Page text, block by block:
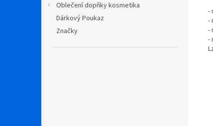
Oblečení dopňky kosmetika
Dárkový Poukaz
Značky
-
-
-
-